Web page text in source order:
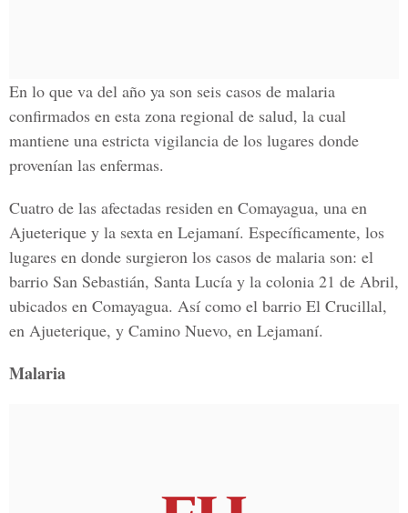
En lo que va del año ya son seis casos de malaria
confirmados en esta zona regional de salud, la cual
mantiene una estricta vigilancia de los lugares donde
provenían las enfermas.
Cuatro de las afectadas residen en Comayagua, una en
Ajueterique y la sexta en Lejamaní. Específicamente, los
lugares en donde surgieron los casos de malaria son: el
barrio San Sebastián, Santa Lucía y la colonia 21 de Abril,
ubicados en Comayagua. Así como el barrio El Crucillal,
en Ajueterique, y Camino Nuevo, en Lejamaní.
Malaria